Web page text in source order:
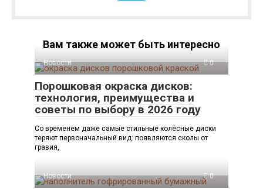
Вам также может быть интересно
Новости 0
Порошковая окраска дисков:
технология, преимущества и
советы по выбору в 2026 году
Со временем даже самые стильные колёсные диски
теряют первоначальный вид: появляются сколы от
гравия,
Новости 0